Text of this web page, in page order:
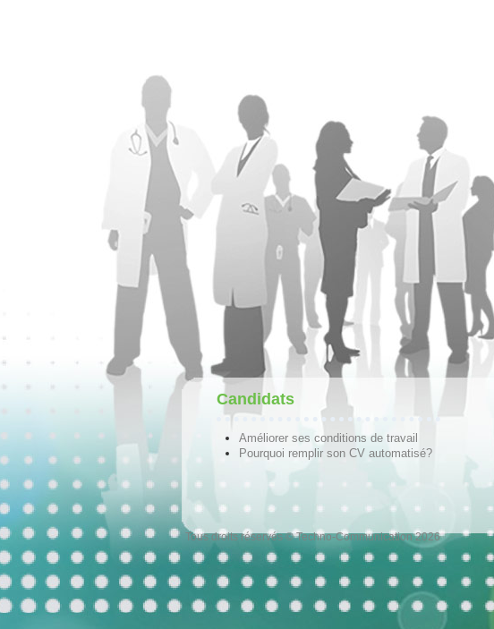
Candidats
Améliorer ses conditions de travail
Pourquoi remplir son CV automatisé?
Tous droits réservés © Techno-Communication 2026